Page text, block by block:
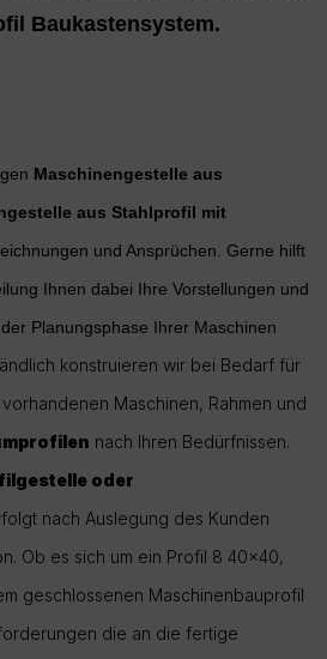
Baukastensystem.
Maschinengestelle aus
aus Stahlprofil mit
und Ansprüchen. Gerne hilft
Ihnen dabei Ihre Vorstellungen und
Planungsphase Ihrer Maschinen
konstruieren wir bei Bedarf für
Maschinen, Rahmen und
nach Ihren Bedürfnissen.
oder
nach Auslegung des Kunden
Ob es sich um ein Profil 8 40x40,
geschlossenen Maschinenbauprofil
die an die fertige